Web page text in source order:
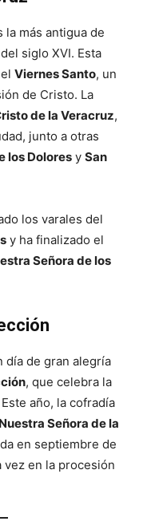
la más antigua de
siglo XVI. Esta
Viernes Santo, un
de Cristo. La
de la Veracruz,
junto a otras
los Dolores y San
los varales del
y ha finalizado el
Señora de los
día de gran alegría
, que celebra la
año, la cofradía
Nuestra Señora de la
en septiembre de
en la procesión